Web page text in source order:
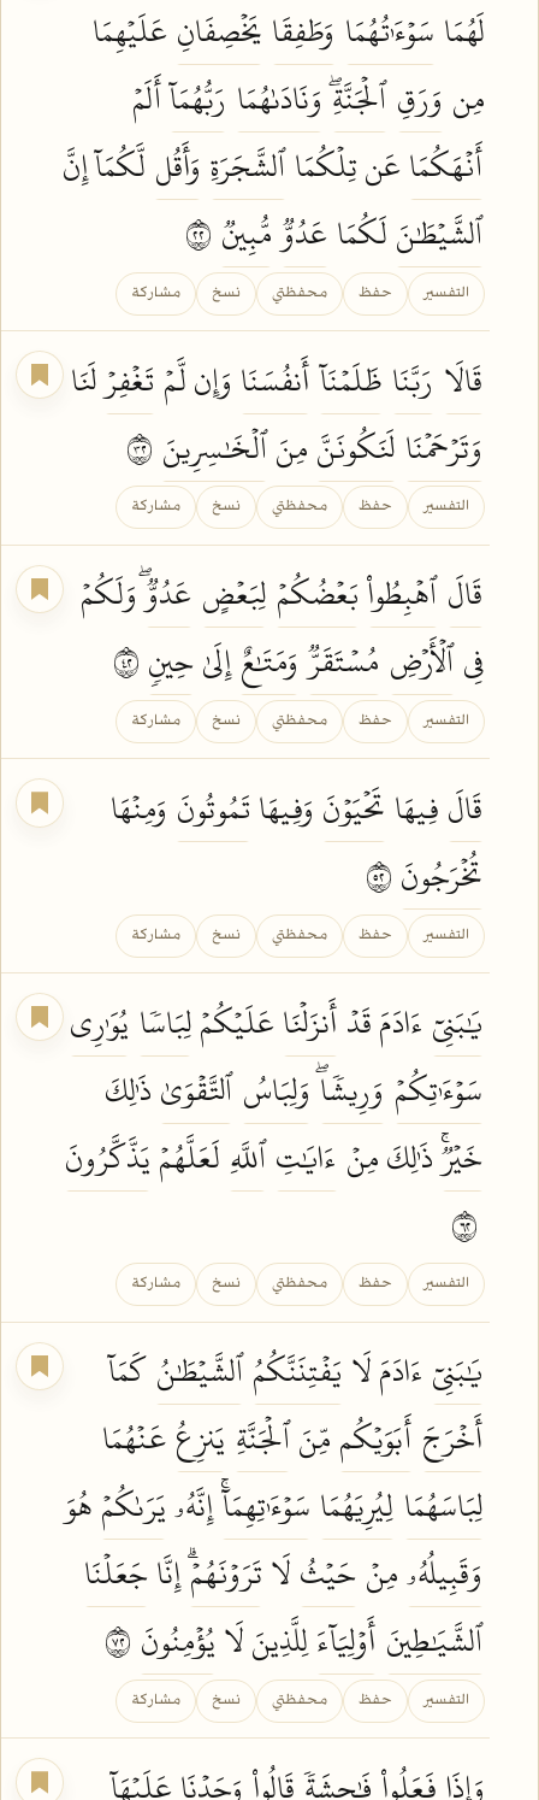
لَهُمَا سَوۡءَٰتُهُمَا وَطَفِقَا يَخۡصِفَانِعَلَيۡهِمَا
مِن وَرَقِٱلۡجَنَّةِۖ وَنَادَىٰهُمَا رَبُّهُمَآأَلَمۡ
أَنۡهَكُمَاعَن تِلۡكُمَاٱلشَّجَرَةِ وَأَقُل لَّكُمَآ إِنَّ
ٱلشَّيۡطَٰنَلَكُمَاعَدُوّٞمُّبِينٞ
التفسير حفظ محفظتي نسخ مشاركة
قَالَا رَبَّنَا ظَلَمۡنَآأَنفُسَنَا وَإِن لَّمۡ تَغۡفِرۡلَنَا
وَتَرۡحَمۡنَا لَنَكُونَنَّمِنَٱلۡخَٰسِرِينَ
التفسير حفظ محفظتي نسخ مشاركة
قَالَٱهۡبِطُواْبَعۡضُكُمۡ لِبَعۡضٍ عَدُوّٞۖوَلَكُمۡ
فِيٱلۡأَرۡضِ مُسۡتَقَرّٞ وَمَتَٰعٌإِلَىٰحِينٖ
التفسير حفظ محفظتي نسخ مشاركة
قَالَفِيهَا تَحۡيَوۡنَ وَفِيهَاتَمُوتُونَ وَمِنۡهَا
تُخۡرَجُونَ
التفسير حفظ محفظتي نسخ مشاركة
يَٰبَنِيٓ ءَادَمَ قَدۡأَنزَلۡنَاعَلَيۡكُمۡلِبَاسٗا يُوَٰرِي
سَوۡءَٰتِكُمۡ وَرِيشٗاۖ وَلِبَاسُ ٱلتَّقۡوَىٰذَٰلِكَ
خَيۡرٞۚذَٰلِكَ مِنۡ ءَايَٰتِٱللَّهِ لَعَلَّهُمۡيَذَّكَّرُونَ
التفسير حفظ محفظتي نسخ مشاركة
يَٰبَنِيٓ ءَادَمَ لَا يَفۡتِنَنَّكُمُٱلشَّيۡطَٰنُكَمَآ
أَخۡرَجَ أَبَوَيۡكُممِّنَٱلۡجَنَّةِ يَنزِعُعَنۡهُمَا
لِبَاسَهُمَا لِيُرِيَهُمَا سَوۡءَٰتِهِمَآۚإِنَّهُۥيَرَىٰكُمۡهُوَ
وَقَبِيلُهُۥمِنۡحَيۡثُلَاتَرَوۡنَهُمۡۗإِنَّاجَعَلۡنَا
ٱلشَّيَٰطِينَ أَوۡلِيَآءَلِلَّذِينَ لَايُؤۡمِنُونَ
التفسير حفظ محفظتي نسخ مشاركة
وَإِذَافَعَلُواْ فَٰحِشَةٗقَالُواْ وَجَدۡنَاعَلَيۡهَآ